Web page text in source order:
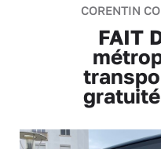
CORENTIN
FAIT